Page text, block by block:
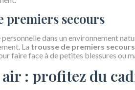
premiers secours
dans un environnement
La trousse de premiers secours
faire face à de petites blessures ou
: profitez du